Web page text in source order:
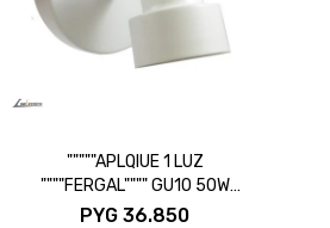
"""""APLQIUE 1 LUZ
""""FERGAL"""" GU10 50W
BLANCO"""
PYG 36.850